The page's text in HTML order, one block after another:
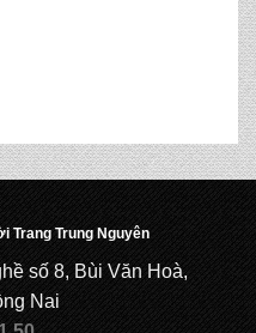
Trang Trung Nguyên
số 8, Bùi Văn Hoà,
Nai